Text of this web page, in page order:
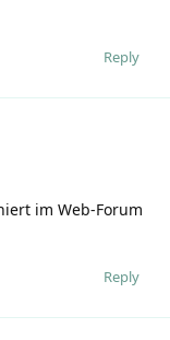
Reply
im Web-Forum
Reply